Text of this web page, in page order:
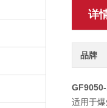
详
品牌
适用于爆